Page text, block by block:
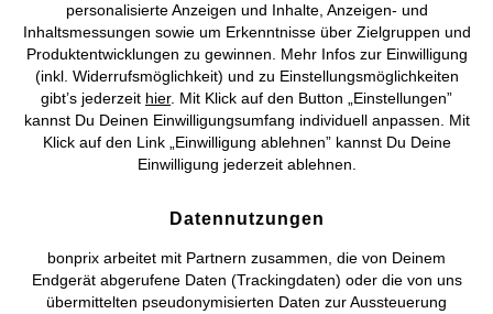
Datenschutz Cookie-Einstellungen Impressum
Vertrag widerrufen
©2026 bonprix.Alle Rechte vorbehalten.
Deutsch Français
personalisierte Anzeigen und Inhalte, Anzeigen- und
Inhaltsmessungen sowie um Erkenntnisse über Zielgruppen und
Produktentwicklungen zu gewinnen. Mehr Infos zur Einwilligung
(inkl. Widerrufsmöglichkeit) und zu Einstellungsmöglichkeiten
gibt’s jederzeit hier. Mit Klick auf den Button „Einstellungen”
kannst Du Deinen Einwilligungsumfang individuell anpassen. Mit
Klick auf den Link „Einwilligung ablehnen” kannst Du Deine
Einwilligung jederzeit ablehnen.
Datennutzungen
bonprix arbeitet mit Partnern zusammen, die von Deinem
Endgerät abgerufene Daten (Trackingdaten) oder die von uns
übermittelten pseudonymisierten Daten zur Aussteuerung